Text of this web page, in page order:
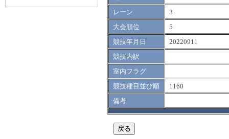
レーン
3
大会順位
5
競技年月日
20220911
競技内訳
室内フラグ
競技種目並び順
1160
備考